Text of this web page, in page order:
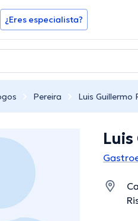
¿Eres especialista?
Pereira Luis Guillermo